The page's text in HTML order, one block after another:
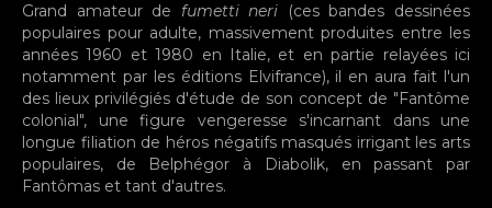
Grand amateur de fumetti neri (ces bandes dessinées
populaires pour adulte, massivement produites entre les
années 1960 et 1980 en Italie, et en partie relayées ici
notamment par les éditions Elvifrance), il en aura fait l'un
des lieux privilégiés d'étude de son concept de "Fantôme
colonial", une figure vengeresse s'incarnant dans une
longue filiation de héros négatifs masqués irrigant les arts
populaires, de Belphégor à Diabolik, en passant par
Fantômas et tant d'autres.